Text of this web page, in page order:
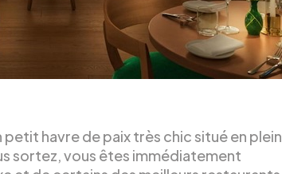
petit havre de paix très chic situé en plein
sortez, vous êtes immédiatement